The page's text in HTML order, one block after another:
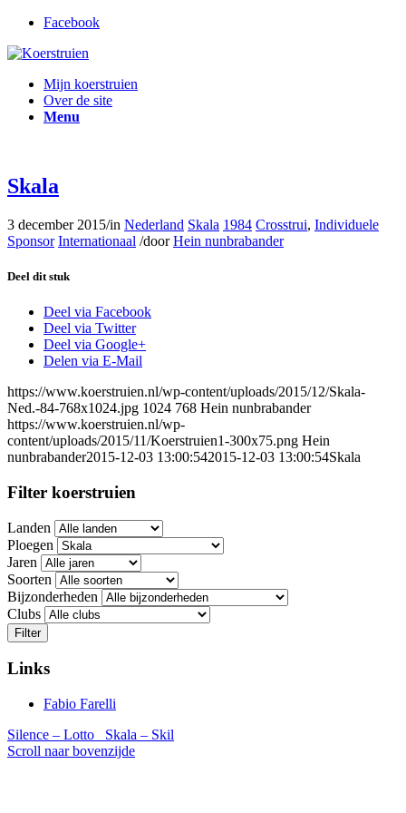
Facebook
Mijn koerstruien
Over de site
Menu
Skala
3 december 2015/in Nederland Skala 1984 Crosstrui, Individuele
Sponsor Internationaal /doorHein nunbrabander
Deel dit stuk
Deel via Facebook
Deel via Twitter
Deel via Google+
Delen via E-Mail
https://www.koerstruien.nl/wp-content/uploads/2015/12/Skala-
Ned.-84-768x1024.jpg 1024 768 Hein nunbrabander
https://www.koerstruien.nl/wp-
content/uploads/2015/11/Koerstruien1-300x75.png Hein
nunbrabander2015-12-03 13:00:542015-12-03 13:00:54Skala
Filter koerstruien
Landen
Ploegen
Jaren
Soorten
Bijzonderheden
Clubs
Filter
Links
Fabio Farelli
Silence – Lotto
Skala – Skil
Scroll naar bovenzijde